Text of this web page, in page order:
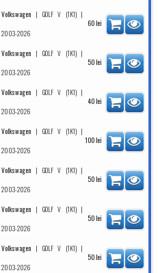
Volkswagen | GOLF V (1K1)|
2003-2026
60 lei
Volkswagen | GOLF V (1K1)|
2003-2026
50 lei
Volkswagen | GOLF V (1K1)|
2003-2026
40 lei
Volkswagen | GOLF V (1K1)|
2003-2026
100 lei
Volkswagen | GOLF V (1K1)|
2003-2026
50 lei
Volkswagen | GOLF V (1K1)|
2003-2026
50 lei
Volkswagen | GOLF V (1K1)|
2003-2026
50 lei